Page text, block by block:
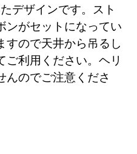
デザインです。スト
ンがセットになってい
すので天井から吊るし
ご利用ください。ヘリ
んのでご注意くださ